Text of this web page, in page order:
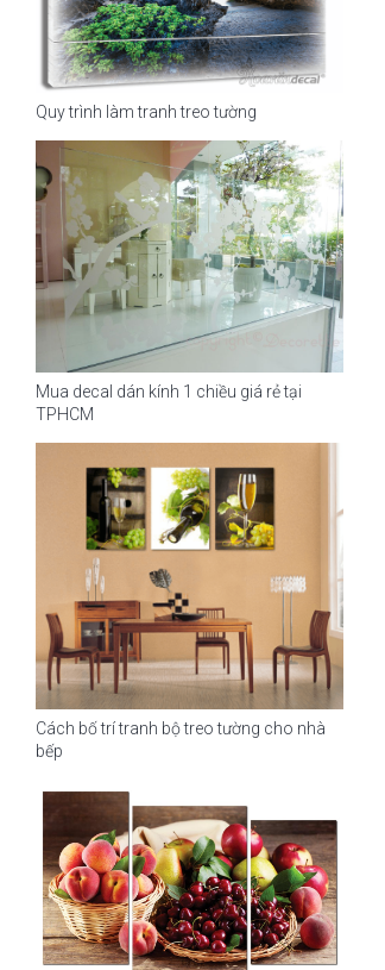
Quy trình làm tranh treo tường
Mua decal dán kính 1 chiều giá rẻ tại
TPHCM
Cách bố trí tranh bộ treo tường cho nhà
bếp